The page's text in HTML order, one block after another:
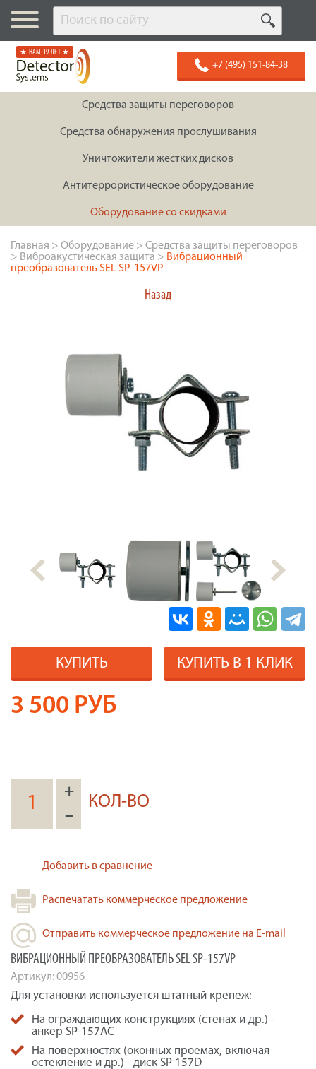
★ НАМ 19 ЛЕТ ★
+7 (495) 151-84-38
Средства защиты переговоров
Средства обнаружения прослушивания
Уничтожители жестких дисков
Антитеррористическое оборудование
Оборудование со скидками
Главная > Оборудование > Средства защиты переговоров
> Виброакустическая защита > Вибрационный
преобразователь SEL SP-157VP
Назад
КУПИТЬ КУПИТЬ В 1 КЛИК
3 500 РУБ
+
–
КОЛ-ВО
Добавить в сравнение
Распечатать коммерческое предложение
Отправить коммерческое предложение на E-mail
ВИБРАЦИОННЫЙ ПРЕОБРАЗОВАТЕЛЬ SEL SP-157VP
Артикул:00956
Для установки используется штатный крепеж:
На ограждающих конструкциях (стенах и др.) -
анкер SP-157AC
На поверхностях (оконных проемах, включая
остекление и др.) - диск SP 157D